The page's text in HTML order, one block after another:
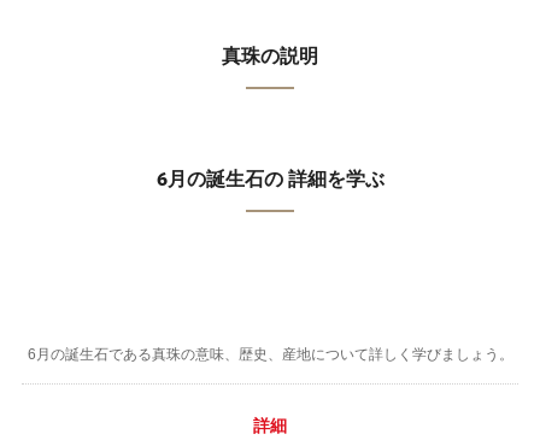
真珠の説明
6月の誕生石の 詳細を学ぶ
6月の誕生石である真珠の意味、歴史、産地について詳しく学びましょう。
詳細